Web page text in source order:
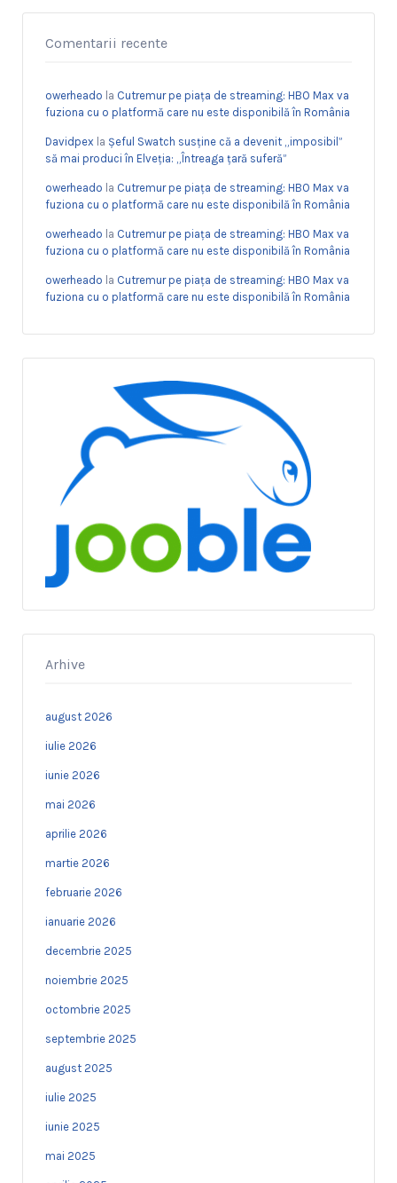
Comentarii recente
owerheado la Cutremur pe piața de streaming: HBO Max va
fuziona cu o platformă care nu este disponibilă în România
Davidpex la Șeful Swatch susține că a devenit „imposibil”
să mai produci în Elveția: „Întreaga țară suferă”
owerheado la Cutremur pe piața de streaming: HBO Max va
fuziona cu o platformă care nu este disponibilă în România
owerheado la Cutremur pe piața de streaming: HBO Max va
fuziona cu o platformă care nu este disponibilă în România
owerheado la Cutremur pe piața de streaming: HBO Max va
fuziona cu o platformă care nu este disponibilă în România
Arhive
august 2026
iulie 2026
iunie 2026
mai 2026
aprilie 2026
martie 2026
februarie 2026
ianuarie 2026
decembrie 2025
noiembrie 2025
octombrie 2025
septembrie 2025
august 2025
iulie 2025
iunie 2025
mai 2025